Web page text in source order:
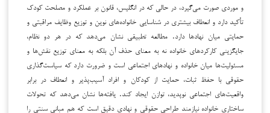
و موردی صورت می‌گیرد، در حالی که در انگلیس، قانون بر عملکرد و مصلحت کودک
تأکید دارد و انعطاف بیشتری در شناسایی خانواده‌های نوین و توزیع وظایف مراقبتی و
حمایتی میان نهادها دارد. مطالعه تطبیقی نشان می‌دهد که در هر دو نظام،
جایگزینی کارکردهای خانواده نه به معنای حذف آن بلکه به معنای توزیع نقش‌ها و
مسئولیت‌ها میان خانواده و نهادهای اجتماعی است و ضرورت دارد که سیاست‌گذاری
حقوقی با حفظ ثبات، حمایت از کودکان و افراد آسیب‌پذیر و انعطاف در برابر
واقعیت‌های اجتماعی نوپدید، توازن ایجاد کند. یافته‌ها نشان می‌دهد که تحولات
ساختاری خانواده نیازمند طراحی حقوقی و نهادی دقیق است که هم مبانی سنتی را